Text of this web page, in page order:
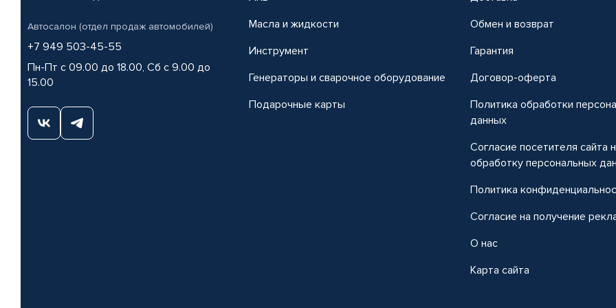
Автосалон (отдел продаж автомобилей)
+7 949 503-45-55
Пн-Пт с 09.00 до 18.00, Сб с 9.00 до
15.00
Масла и жидкости
Инструмент
Генераторы и сварочное оборудование
Подарочные карты
Обмен и возврат
Гарантия
Договор-оферта
Политика обработки
данных
Согласие посетителя сайта
обработку персональных
Политика
Согласие на получение
О нас
Карта сайта